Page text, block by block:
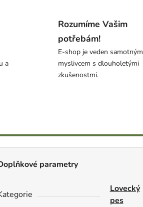
a
Rozumíme Vašim
potřebám!
E-shop je veden samotným
myslivcem s dlouholetými
zkušenostmi.
parametry
Lovecký
pes